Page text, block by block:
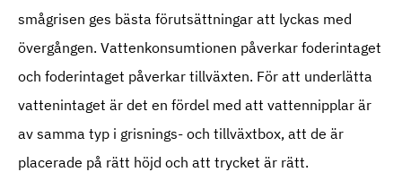
smågrisen ges bästa förutsättningar att lyckas med
övergången. Vattenkonsumtionen påverkar foderintaget
och foderintaget påverkar tillväxten. För att underlätta
vattenintaget är det en fördel med att vattennipplar är
av samma typ i grisnings- och tillväxtbox, att de är
placerade på rätt höjd och att trycket är rätt.